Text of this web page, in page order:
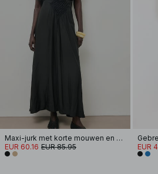
Maxi-jurk met korte mouwen en gesmokte taille
EUR 60.16 EUR 85.95
EUR